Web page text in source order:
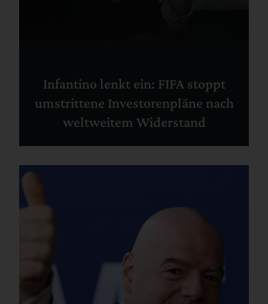
Infantino lenkt ein: FIFA stoppt
umstrittene Investorenpläne nach
weltweitem Widerstand